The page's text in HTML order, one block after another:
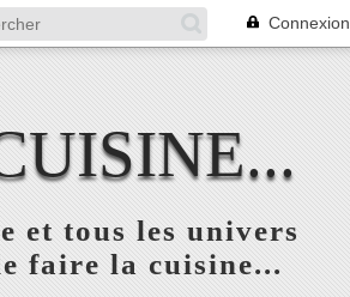
Connexion
et tous les univers
faire la cuisine...